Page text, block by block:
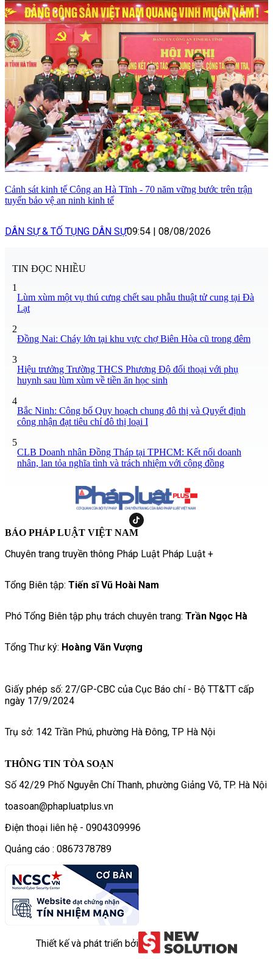
Cảnh sát kinh tế Công an Hà Tĩnh - 70 năm vững bước trên trận
tuyến bảo vệ an ninh kinh tế
DÂN SỰ & TỐ TỤNG DÂN SỰ09:54 08/08/2026
TIN ĐỌC NHIỀU
1
Lùm xùm một vụ thú cưng chết sau phẫu thuật tử cung tại Đà
Lạt
2
Đồng Nai: Cháy lớn tại khu vực chợ Biên Hòa cũ trong đêm
3
Hiệu trưởng Trường THCS Phương Độ đối thoại với phụ
huynh sau lùm xùm về tiền ăn học sinh
4
Bắc Ninh: Công bố Quy hoạch chung đô thị và Quyết định
công nhận đạt tiêu chí đô thị loại I
5
CLB Doanh nhân Đồng Tháp tại TPHCM: Kết nối doanh
nhân, lan tỏa nghĩa tình và trách nhiệm với cộng đồng
BÁO PHÁP LUẬT VIỆT NAM
Chuyên trang truyền thông Pháp Luật Pháp Luật +
Tổng Biên tập: Tiến sĩ Vũ Hoài Nam
Phó Tổng Biên tập phụ trách chuyên trang: Trần Ngọc Hà
Tổng Thư ký: Hoàng Văn Vượng
Giấy phép số: 27/GP-CBC của Cục Báo chí - Bộ TT&TT cấp
ngày 17/9/2024
Trụ sở: 142 Trần Phú, phường Hà Đông, TP Hà Nội
THÔNG TIN TÒA SOẠN
Số 42/29 Phố Nguyễn Chí Thanh, phường Giảng Võ, TP. Hà Nội
toasoan@phapluatplus.vn
Điện thoại liên hệ - 0904309996
Quảng cáo : 0867378789
Thiết kế và phát triển bởi